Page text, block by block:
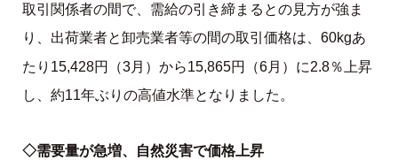
取引関係者の間で、需給の引き締まるとの見方が強ま
り、出荷業者と卸売業者等の間の取引価格は、60kgあ
たり15,428円（3月）から15,865円（6月）に2.8％上昇
し、約11年ぶりの高値水準となりました。
◇需要量が急増、自然災害で価格上昇